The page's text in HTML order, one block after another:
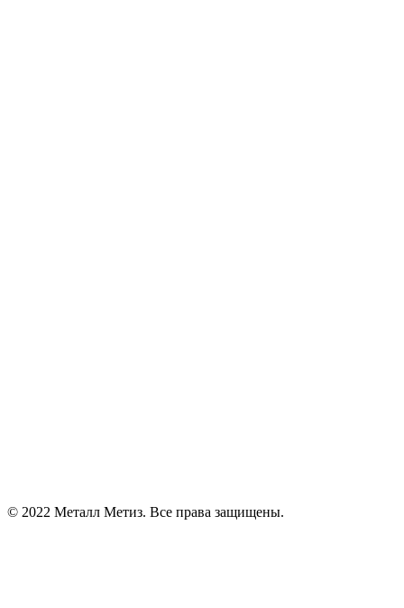
© 2022 Металл Метиз. Все права защищены.